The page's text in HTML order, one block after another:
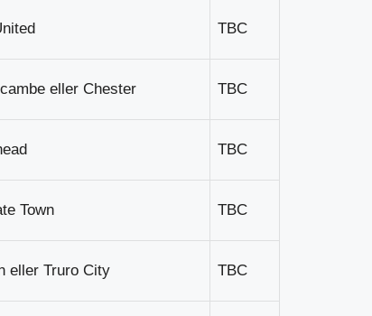
TBC
eller Chester TBC
TBC
Town TBC
eller Truro City TBC